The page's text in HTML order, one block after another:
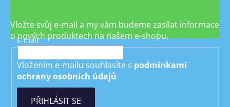
Vložte svůj e-mail a my vám budeme zasílat informace
o nových produktech na našem e-shopu.
E-mail
Vložením e-mailu souhlasíte s podmínkami
ochrany osobních údajů
PŘIHLÁSIT SE